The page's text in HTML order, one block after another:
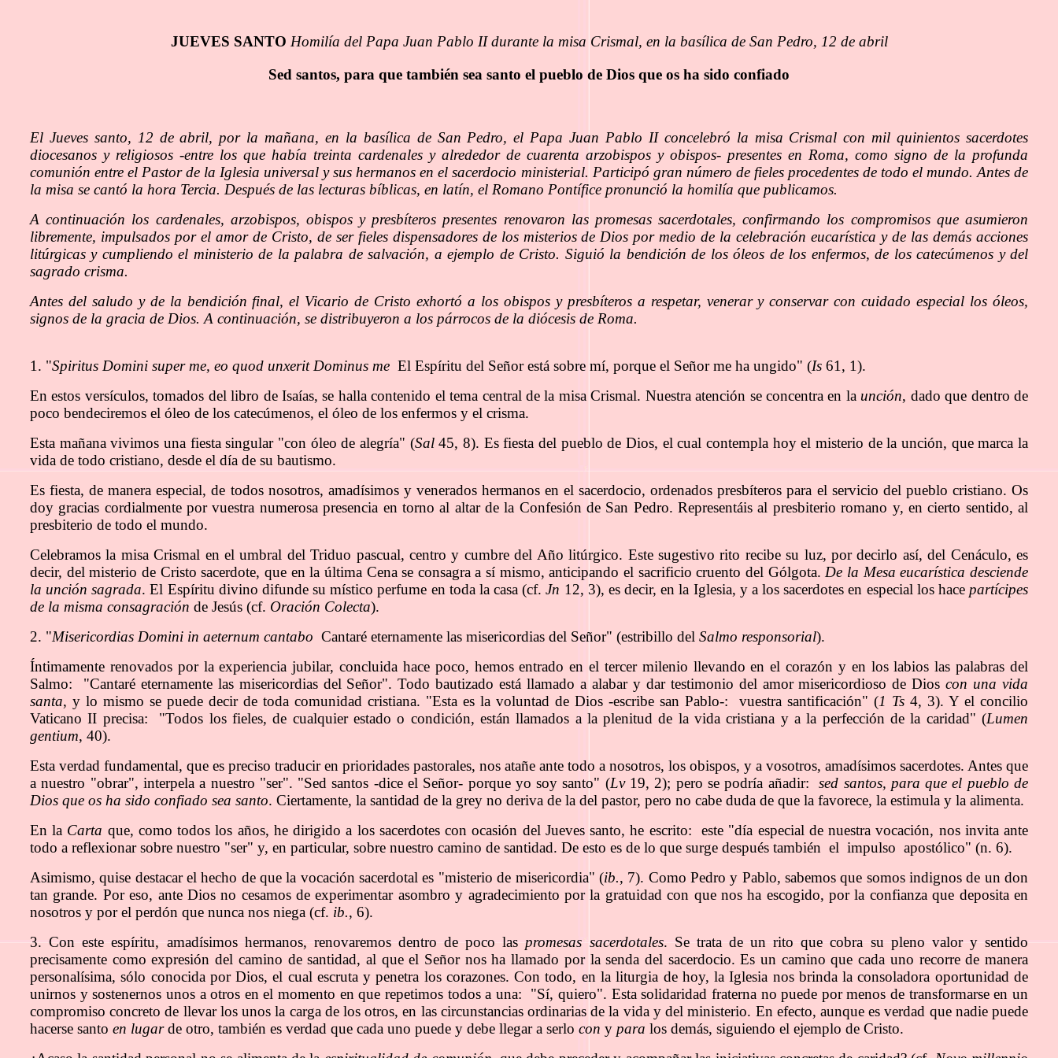
JUEVES SANTO Homilía del Papa Juan Pablo II durante la misa Crismal, en la basílica de San Pedro, 12 de abril
Sed santos, para que también sea santo el pueblo de Dios que os ha sido confiado
El Jueves santo, 12 de abril, por la mañana, en la basílica de San Pedro, el Papa Juan Pablo II concelebró la misa Crismal con mil quinientos sacerdotes
diocesanos y religiosos -entre los que había treinta cardenales y alrededor de cuarenta arzobispos y obispos- presentes en Roma, como signo de la profunda
comunión entre el Pastor de la Iglesia universal y sus hermanos en el sacerdocio ministerial. Participó gran número de fieles procedentes de todo el mundo. Antes de
la misa se cantó la hora Tercia. Después de las lecturas bíblicas, en latín, el Romano Pontífice pronunció la homilía que publicamos.
A continuación los cardenales, arzobispos, obispos y presbíteros presentes renovaron las promesas sacerdotales, confirmando los compromisos que asumieron
libremente, impulsados por el amor de Cristo, de ser fieles dispensadores de los misterios de Dios por medio de la celebración eucarística y de las demás acciones
litúrgicas y cumpliendo el ministerio de la palabra de salvación, a ejemplo de Cristo. Siguió la bendición de los óleos de los enfermos, de los catecúmenos y del
sagrado crisma.
Antes del saludo y de la bendición final, el Vicario de Cristo exhortó a los obispos y presbíteros a respetar, venerar y conservar con cuidado especial los óleos,
signos de la gracia de Dios. A continuación, se distribuyeron a los párrocos de la diócesis de Roma.
1. "Spiritus Domini super me, eo quod unxerit Dominus me El Espíritu del Señor está sobre mí, porque el Señor me ha ungido" (Is 61, 1).
En estos versículos, tomados del libro de Isaías, se halla contenido el tema central de la misa Crismal. Nuestra atención se concentra en la unción, dado que dentro de
poco bendeciremos el óleo de los catecúmenos, el óleo de los enfermos y el crisma.
Esta mañana vivimos una fiesta singular "con óleo de alegría" (Sal45, 8). Es fiesta del pueblo de Dios, el cual contempla hoy el misterio de la unción, que marca la
vida de todo cristiano, desde el día de su bautismo.
Es fiesta, de manera especial, de todos nosotros, amadísimos y venerados hermanos en el sacerdocio, ordenados presbíteros para el servicio del pueblo cristiano. Os
doy gracias cordialmente por vuestra numerosa presencia en torno al altar de la Confesión de San Pedro. Representáis al presbiterio romano y, en cierto sentido, al
presbiterio de todo el mundo.
Celebramos la misa Crismal en el umbral del Triduo pascual, centro y cumbre del Año litúrgico. Este sugestivo rito recibe su luz, por decirlo así, del Cenáculo, es
decir, del misterio de Cristo sacerdote, que en la última Cena se consagra a sí mismo, anticipando el sacrificio cruento del Gólgota. De la Mesa eucarística desciende
la unción sagrada. El Espíritu divino difunde su místico perfume en toda la casa (cf.Jn 12, 3), es decir, en la Iglesia, y a los sacerdotes en especial los hace partícipes
de la misma consagración de Jesús (cf. Oración Colecta).
2. "Misericordias Domini in aeternum cantabo Cantaré eternamente las misericordias del Señor" (estribillo del Salmo responsorial).
Íntimamente renovados por la experiencia jubilar, concluida hace poco, hemos entrado en el tercer milenio llevando en el corazón y en los labios las palabras del
Salmo: "Cantaré eternamente las misericordias del Señor". Todo bautizado está llamado a alabar y dar testimonio del amor misericordioso de Dioscon una vida
santa, y lo mismo se puede decir de toda comunidad cristiana. "Esta es la voluntad de Dios -escribe san Pablo-: vuestra santificación" (1 Ts 4, 3). Y el concilio
Vaticano II precisa: "Todos los fieles, de cualquier estado o condición, están llamados a la plenitud de la vida cristiana y a la perfección de la caridad" (Lumen
gentium, 40).
Esta verdad fundamental, que es preciso traducir en prioridades pastorales, nos atañe ante todo a nosotros, los obispos, y a vosotros, amadísimos sacerdotes. Antes que
a nuestro "obrar", interpela a nuestro "ser". "Sed santos -dice el Señor- porque yo soy santo" (Lv 19, 2); pero se podría añadir:sed santos, para que el pueblo de
Dios que os ha sido confiado sea santo. Ciertamente, la santidad de la grey no deriva de la del pastor, pero no cabe duda de que la favorece, la estimula y la alimenta.
En la Carta que, como todos los años, he dirigido a los sacerdotes con ocasión del Jueves santo, he escrito: este "día especial de nuestra vocación, nos invita ante
todo a reflexionar sobre nuestro "ser" y, en particular, sobre nuestro camino de santidad. De esto es de lo que surge después también el impulso apostólico" (n. 6).
Asimismo, quise destacar el hecho de que la vocación sacerdotal es "misterio de misericordia" (ib., 7). Como Pedro y Pablo, sabemos que somos indignos de un don
tan grande. Por eso, ante Dios no cesamos de experimentar asombro y agradecimiento por la gratuidad con que nos ha escogido, por la confianza que deposita en
nosotros y por el perdón que nunca nos niega (cf. ib., 6).
3. Con este espíritu, amadísimos hermanos, renovaremos dentro de poco laspromesas sacerdotales. Se trata de un rito que cobra su pleno valor y sentido
precisamente como expresión del camino de santidad, al que el Señor nos ha llamado por la senda del sacerdocio. Es un camino que cada uno recorre de manera
personalísima, sólo conocida por Dios, el cual escruta y penetra los corazones. Con todo, en la liturgia de hoy, la Iglesia nos brinda la consoladora oportunidad de
unirnos y sostenernos unos a otros en el momento en que repetimos todos a una: "Sí, quiero". Esta solidaridad fraterna no puede por menos de transformarse en un
compromiso concreto de llevar los unos la carga de los otros, en las circunstancias ordinarias de la vida y del ministerio. En efecto, aunque es verdad que nadie puede
hacerse santo en lugarde otro, también es verdad que cada uno puede y debe llegar a serlo con y para los demás, siguiendo el ejemplo de Cristo.